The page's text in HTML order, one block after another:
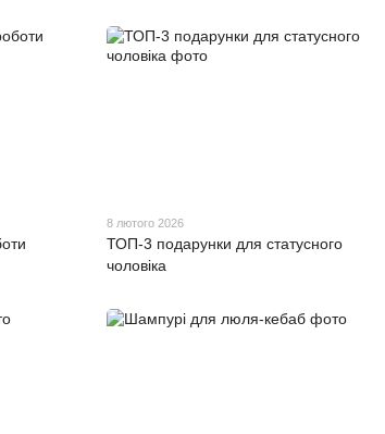
8 лютого 2026
ТОП-3 подарунки для статусного
чоловіка